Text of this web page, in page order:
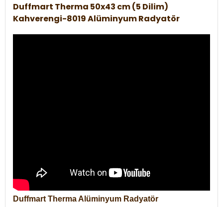
Duffmart Therma 50x43 cm (5 Dilim)
Kahverengi-8019 Alüminyum Radyatör
Duffmart Therma Alüminyum Radyatör